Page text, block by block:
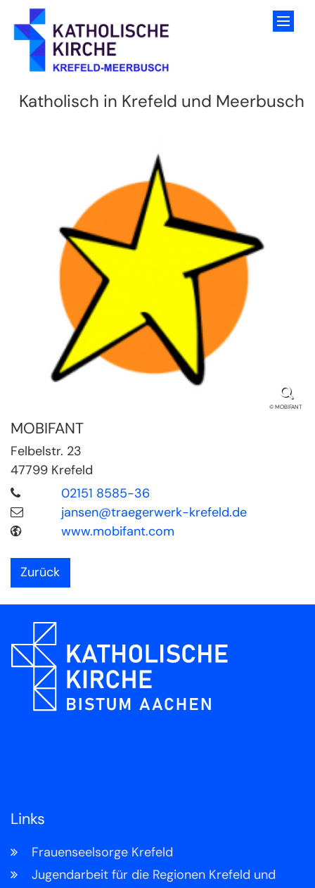
Zum Inhalt springen
Katholisch in Krefeld und Meerbusch
© MOBIFANT
MOBIFANT
Felbelstr. 23
47799 Krefeld
02151 8585-36
jansen@traegerwerk-krefeld.de
www.mobifant.com
Zurück
Links
Frauenseelsorge Krefeld
Jugendarbeit für die Regionen Krefeld und